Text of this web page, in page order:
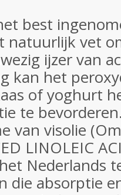
best
natuurlijk vet
ijzer van
kan het
of yoghurt
te
van visolie
LINOLEIC
Nederlands
die absorptie